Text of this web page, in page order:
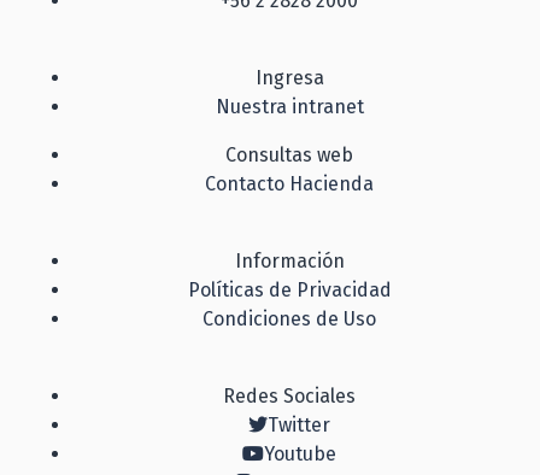
Ingresa
Nuestra intranet
Consultas web
Contacto Hacienda
Información
Políticas de Privacidad
Condiciones de Uso
Redes Sociales
Twitter
Youtube